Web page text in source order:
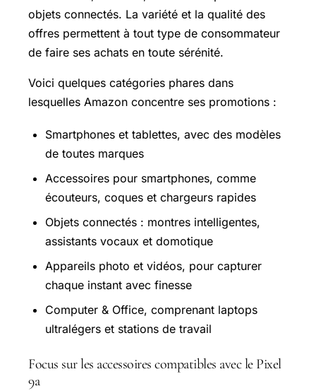
objets connectés. La variété et la qualité des
offres permettent à tout type de consommateur
de faire ses achats en toute sérénité.
Voici quelques catégories phares dans
lesquelles Amazon concentre ses promotions :
Smartphones et tablettes, avec des modèles
de toutes marques
Accessoires pour smartphones, comme
écouteurs, coques et chargeurs rapides
Objets connectés : montres intelligentes,
assistants vocaux et domotique
Appareils photo et vidéos, pour capturer
chaque instant avec finesse
Computer & Office, comprenant laptops
ultralégers et stations de travail
Focus sur les accessoires compatibles avec le Pixel
9a